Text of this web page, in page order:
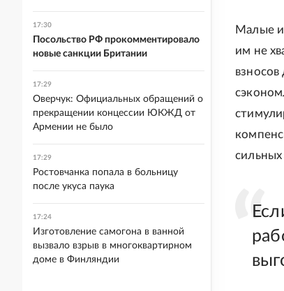
Малые и
им не
сильных
17:30
Посольство РФ прокомментировало
новые санкции Британии
17:29
Оверчук: Официальных обращений о
прекращении концессии ЮКЖД от
Армении не было
17:29
Ростовчанка попала в больницу
после укуса паука
17:24
Изготовление самогона в ванной
вызвало взрыв в многоквартирном
доме в Финляндии